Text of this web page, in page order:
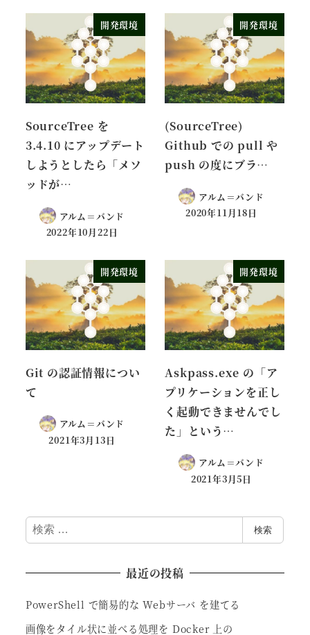
開発環境
SourceTree を
3.4.10 にアップデート
しようとしたら「メソ
ッドが…
アルム＝バンド
2022年10月22日
開発環境
(SourceTree)
Github での pull や
push の度にブラ…
アルム＝バンド
2020年11月18日
開発環境
Git の認証情報につい
て
アルム＝バンド
2021年3月13日
開発環境
Askpass.exe の「ア
プリケーションを正し
く起動できませんでし
た」という…
アルム＝バンド
2021年3月5日
検
索
検索
最近の投稿
PowerShell で簡易的な Webサーバ を建てる
画像をタイル状に並べる処理を Docker 上の